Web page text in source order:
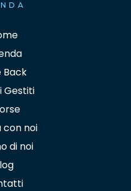
Back
Gestiti
con noi
di noi